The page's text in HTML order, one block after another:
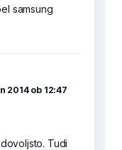
samsung
2014 ob 12:47
Tudi